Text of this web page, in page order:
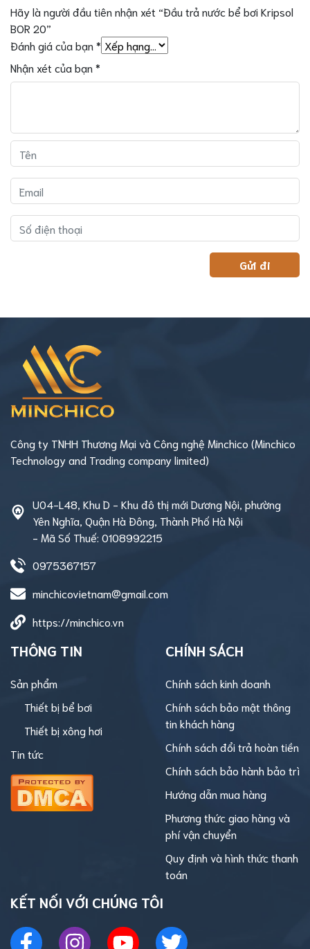
Hãy là người đầu tiên nhận xét “Đầu trả nước bể bơi Kripsol
BOR 20”
Đánh giá của bạn *
Nhận xét của bạn *
Công ty TNHH Thương Mại và Công nghệ Minchico (Minchico
Technology and Trading company limited)
U04-L48, Khu D - Khu đô thị mới Dương Nội, phường
Yên Nghĩa, Quận Hà Đông, Thành Phố Hà Nội
- Mã Số Thuế: 0108992215
0975367157
minchicovietnam@gmail.com
https://minchico.vn
THÔNG TIN
Sản phẩm
Thiết bị bể bơi
Thiết bị xông hơi
Tin tức
CHÍNH SÁCH
Chính sách kinh doanh
Chính sách bảo mật thông
tin khách hàng
Chính sách đổi trả hoàn tiền
Chính sách bảo hành bảo trì
Hướng dẫn mua hàng
Phương thức giao hàng và
phí vận chuyển
Quy định và hình thức thanh
toán
KẾT NỐI VỚI CHÚNG TÔI